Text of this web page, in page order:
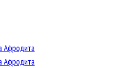
Афродита
Афродита